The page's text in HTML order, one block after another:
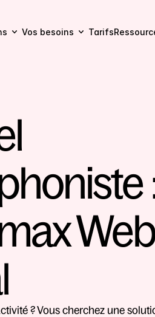
Vos besoins Tarifs
? Vous cherchez une